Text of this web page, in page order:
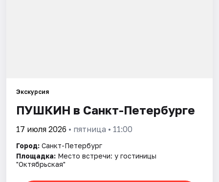
Экскурсия
ПУШКИН в Санкт-Петербурге
17 июля 2026 • пятница • 11:00
Город: Санкт-Петербург
Площадка: Место встречи: у гостиницы
"Октябрьская"